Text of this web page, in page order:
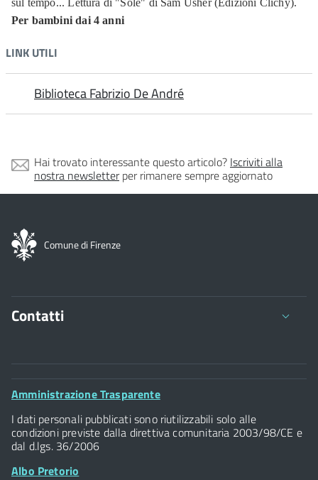
sul tempo... Lettura di "Sole" di Sam Usher (Edizioni Clichy).
Per bambini dai 4 anni
LINK UTILI
Biblioteca Fabrizio De André
Hai trovato interessante questo articolo? Iscriviti alla
nostra newsletterper rimanere sempre aggiornato
Comune di Firenze
Contatti
Comune di Firenze
Palazzo Vecchio
Piazza della Signoria - 50122, Firenze
P.IVA 01307110484
Footer
Amministrazione Trasparente
I dati personali pubblicati sono riutilizzabili solo alle
condizioni previste dalla direttiva comunitaria 2003/98/CE e
dal d.lgs. 36/2006
Albo Pretorio